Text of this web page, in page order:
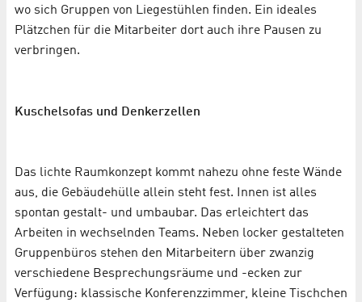
wo sich Gruppen von Liegestühlen finden. Ein ideales
Plätzchen für die Mitarbeiter dort auch ihre Pausen zu
verbringen.
Kuschelsofas und Denkerzellen
Das lichte Raumkonzept kommt nahezu ohne feste Wände
aus, die Gebäudehülle allein steht fest. Innen ist alles
spontan gestalt- und umbaubar. Das erleichtert das
Arbeiten in wechselnden Teams. Neben locker gestalteten
Gruppenbüros stehen den Mitarbeitern über zwanzig
verschiedene Besprechungsräume und -ecken zur
Verfügung: klassische Konferenzzimmer, kleine Tischchen